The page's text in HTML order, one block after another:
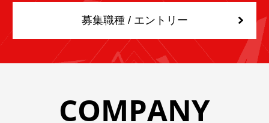
募集職種 / エントリー
COMPANY